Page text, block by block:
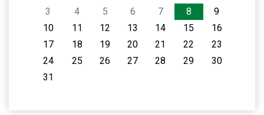
3
4 5 6 7 8
9
10
11 12 13 14 15
16
17
18 19 20 21 22
23
24
25 26 27 28 29
30
31